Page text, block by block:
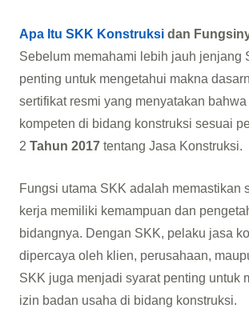
Apa Itu SKK Konstruksi dan
Sebelum memahami lebih jauh jenjang
penting untuk mengetahui makna
sertifikat resmi yang menyatakan
kompeten di bidang konstruksi sesuai
2 Tahun 2017tentang Jasa Konstruksi.
Fungsi utama SKK adalah memastikan
kerja memiliki kemampuan dan
bidangnya. Dengan SKK, pelaku jasa
dipercaya oleh klien, perusahaan,
SKK juga menjadi syarat penting untuk
izin badan usaha di bidang konstruksi.